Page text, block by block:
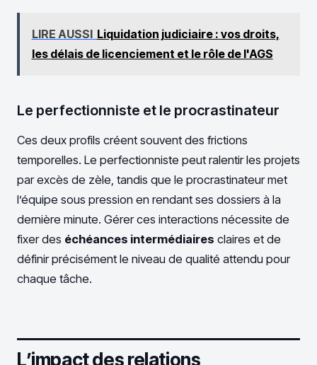
LIRE AUSSI Liquidation judiciaire : vos droits,
les délais de licenciement et le rôle de l'AGS
Le perfectionniste et le procrastinateur
Ces deux profils créent souvent des frictions
temporelles. Le perfectionniste peut ralentir les projets
par excès de zèle, tandis que le procrastinateur met
l’équipe sous pression en rendant ses dossiers à la
dernière minute. Gérer ces interactions nécessite de
fixer des échéances intermédiaires claires et de
définir précisément le niveau de qualité attendu pour
chaque tâche.
L’impact des relations